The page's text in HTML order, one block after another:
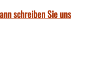
schreiben Sie uns